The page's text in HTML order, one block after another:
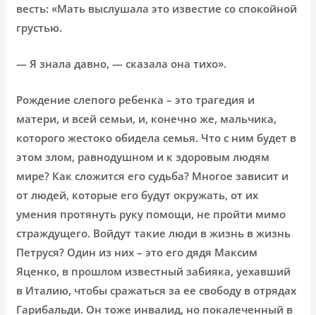
весть: «Мать выслушала это известие со спокойной
грустью.
— Я знала давно, — сказала она тихо».
Рождение слепого ребенка – это трагедия и
матери, и всей семьи, и, конечно же, мальчика,
которого жестоко обидела семья. Что с ним будет в
этом злом, равнодушном и к здоровым людям
мире? Как сложится его судьба? Многое зависит и
от людей, которые его будут окружать, от их
умения протянуть руку помощи, не пройти мимо
страждущего. Войдут такие люди в жизнь в жизнь
Петруся? Один из них – это его дядя Максим
Яценко, в прошлом известный забияка, уехавший
в Италию, чтобы сражаться за ее свободу в отрядах
Гарибальди. Он тоже инвалид, но покалеченный в